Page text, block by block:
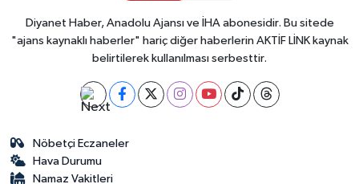
Diyanet Haber, Anadolu Ajansı ve İHA abonesidir. Bu sitede
"ajans kaynaklı haberler" hariç diğer haberlerin AKTİF LİNK kaynak
belirtilerek kullanılması serbesttir.
Nöbetçi Eczaneler
Hava Durumu
Namaz Vakitleri